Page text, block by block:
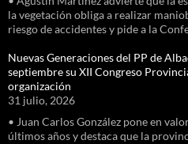
la vegetación obliga a realizar
riesgo de accidentes y pide a la
Nuevas Generaciones del PP de
septiembre su XII Congreso
organización
31 julio, 2026
• Juan Carlos González pone en
últimos años y destaca que la